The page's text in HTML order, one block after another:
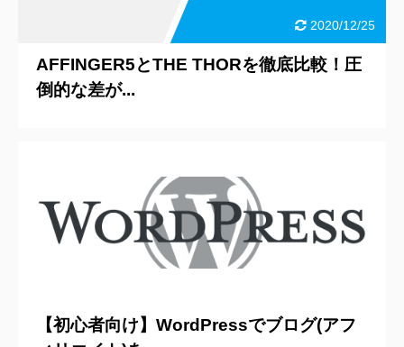
2020/12/25
AFFINGER5とTHE THORを徹底比較！圧
倒的な差が...
【初心者向け】WordPressでブログ(アフ